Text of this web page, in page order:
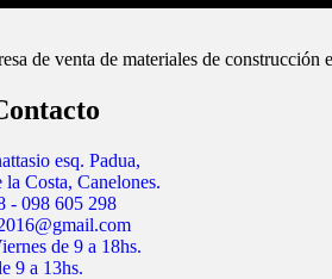
de venta de materiales de
esq. Padua,
la Costa, Canelones.
- 098 605 298
de 9 a 18hs.
9 a 13hs.